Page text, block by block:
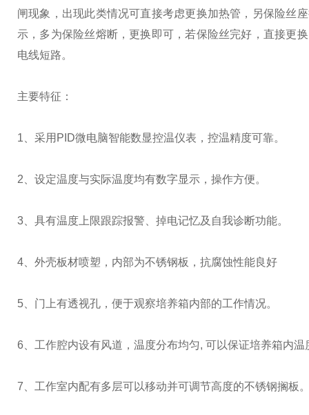
闸现象，出现此类情况可直接考虑更换加热管，另保险丝
示，多为保险丝熔断，更换即可，若保险丝完好，直接更
电线短路。
主要特征：
1、采用PID微电脑智能数显控温仪表，控温精度可靠。
2、设定温度与实际温度均有数字显示，操作方便。
3、具有温度上限跟踪报警、掉电记忆及自我诊断功能。
4、外壳板材喷塑，内部为不锈钢板，抗腐蚀性能良好
5、门上有透视孔，便于观察培养箱内部的工作情况。
6、工作腔内设有风道，温度分布均匀, 可以保证培养箱内温
7、工作室内配有多层可以移动并可调节高度的不锈钢搁板